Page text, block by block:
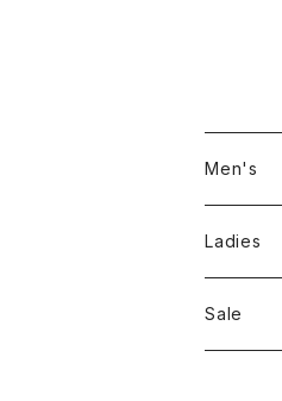
Men's
Jackson
ILL180°
Ladies
Unfil
Sale